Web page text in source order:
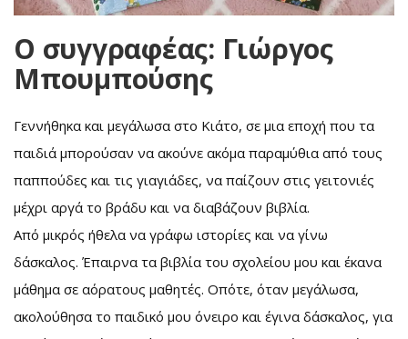
Ο συγγραφέας: Γιώργος
Μπουμπούσης
Γεννήθηκα και μεγάλωσα στο Κιάτο, σε μια εποχή που τα
παιδιά μπορούσαν να ακούνε ακόμα παραμύθια από τους
παππούδες και τις γιαγιάδες, να παίζουν στις γειτονιές
μέχρι αργά το βράδυ και να διαβάζουν βιβλία.
Από μικρός ήθελα να γράφω ιστορίες και να γίνω
δάσκαλος. Έπαιρνα τα βιβλία του σχολείου μου και έκανα
μάθημα σε αόρατους μαθητές. Οπότε, όταν μεγάλωσα,
ακολούθησα το παιδικό μου όνειρο και έγινα δάσκαλος, για